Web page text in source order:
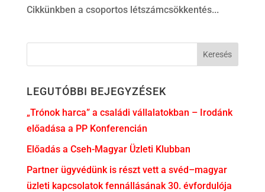
Cikkünkben a csoportos létszámcsökkentés...
LEGUTÓBBI BEJEGYZÉSEK
„Trónok harca” a családi vállalatokban – Irodánk
előadása a PP Konferencián
Előadás a Cseh-Magyar Üzleti Klubban
Partner ügyvédünk is részt vett a svéd–magyar
üzleti kapcsolatok fennállásának 30. évfordulója